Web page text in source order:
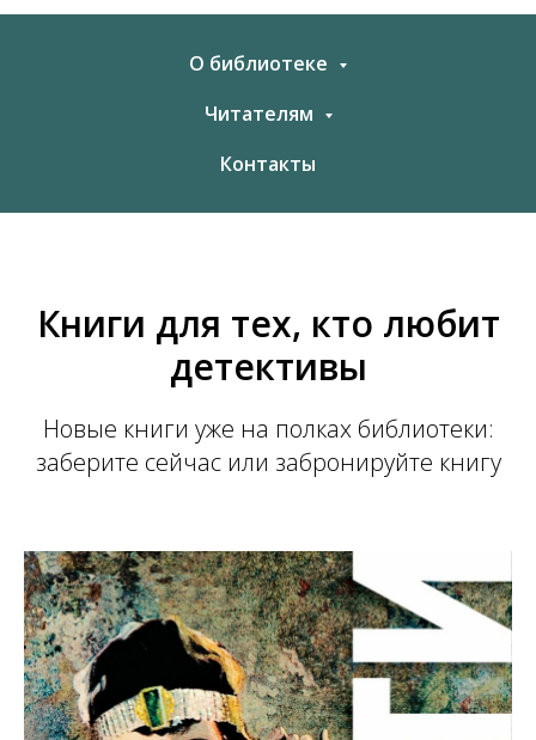
О библиотеке
Читателям
Контакты
Книги для тех, кто любит
детективы
Новые книги уже на полках библиотеки:
заберите сейчас или забронируйте книгу